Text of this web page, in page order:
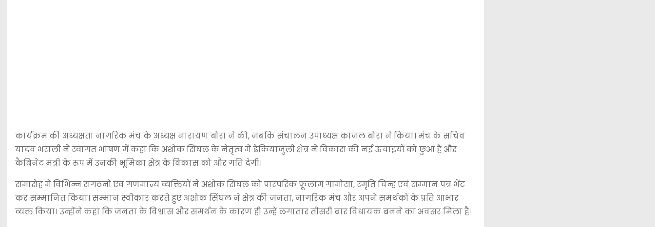
कार्यक्रम की अध्यक्षता नागरिक मंच के अध्यक्ष नारायण बोरा ने की, जबकि संचालन उपाध्यक्ष काजल बोरा ने किया। मंच के सचिव
यादव भराली ने स्वागत भाषण में कहा कि अशोक सिंघल के नेतृत्व में ढेकियाजुली क्षेत्र ने विकास की नई ऊंचाइयों को छुआ है और
कैबिनेट मंत्री के रूप में उनकी भूमिका क्षेत्र के विकास को और गति देगी।
समारोह में विभिन्न संगठनों एवं गणमान्य व्यक्तियों ने अशोक सिंघल को पारंपरिक फूलाम गामोसा, स्मृति चिन्ह एवं सम्मान पत्र भेंट
कर सम्मानित किया। सम्मान स्वीकार करते हुए अशोक सिंघल ने क्षेत्र की जनता, नागरिक मंच और अपने समर्थकों के प्रति आभार
व्यक्त किया। उन्होंने कहा कि जनता के विश्वास और समर्थन के कारण ही उन्हें लगातार तीसरी बार विधायक बनने का अवसर मिला है।